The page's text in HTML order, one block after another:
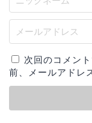
次回のコメン
前、メールアドレ